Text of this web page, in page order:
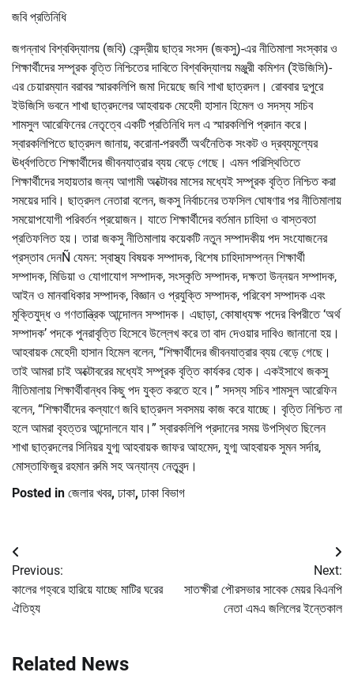
জবি প্রতিনিধি
জগন্নাথ বিশ্ববিদ্যালয় (জবি) কেন্দ্রীয় ছাত্র সংসদ (জকসু)-এর নীতিমালা সংস্কার ও
শিক্ষার্থীদের সম্পূরক বৃত্তি নিশ্চিতের দাবিতে বিশ্ববিদ্যালয় মঞ্জুরী কমিশন (ইউজিসি)-
এর চেয়ারম্যান বরাবর স্মারকলিপি জমা দিয়েছে জবি শাখা ছাত্রদল। রোববার দুপুরে
ইউজিসি ভবনে শাখা ছাত্রদলের আহবায়ক মেহেদী হাসান হিমেল ও সদস্য সচিব
শামসুল আরেফিনের নেতৃত্বে একটি প্রতিনিধি দল এ স্মারকলিপি প্রদান করে।
স্বারকলিপিতে ছাত্রদল জানায়, করোনা-পরবর্তী অর্থনৈতিক সংকট ও দ্রব্যমূল্যের
ঊর্ধ্বগতিতে শিক্ষার্থীদের জীবনযাত্রার ব্যয় বেড়ে গেছে। এমন পরিস্থিতিতে
শিক্ষার্থীদের সহায়তার জন্য আগামী অক্টোবর মাসের মধ্যেই সম্পূরক বৃত্তি নিশ্চিত করা
সময়ের দাবি। ছাত্রদল নেতারা বলেন, জকসু নির্বাচনের তফসিল ঘোষণার পর নীতিমালায়
সময়োপযোগী পরিবর্তন প্রয়োজন। যাতে শিক্ষার্থীদের বর্তমান চাহিদা ও বাস্তবতা
প্রতিফলিত হয়। তারা জকসু নীতিমালায় কয়েকটি নতুন সম্পাদকীয় পদ সংযোজনের
প্রস্তাব দেনÑ যেমন: স্বাস্থ্য বিষয়ক সম্পাদক, বিশেষ চাহিদাসম্পন্ন শিক্ষার্থী
সম্পাদক, মিডিয়া ও যোগাযোগ সম্পাদক, সংস্কৃতি সম্পাদক, দক্ষতা উন্নয়ন সম্পাদক,
আইন ও মানবাধিকার সম্পাদক, বিজ্ঞান ও প্রযুক্তি সম্পাদক, পরিবেশ সম্পাদক এবং
মুক্তিযুদ্ধ ও গণতান্ত্রিক আন্দোলন সম্পাদক। এছাড়া, কোষাধ্যক্ষ পদের বিপরীতে ‘অর্থ
সম্পাদক’ পদকে পুনরাবৃত্তি হিসেবে উল্লেখ করে তা বাদ দেওয়ার দাবিও জানানো হয়।
আহবায়ক মেহেদী হাসান হিমেল বলেন, “শিক্ষার্থীদের জীবনযাত্রার ব্যয় বেড়ে গেছে।
তাই আমরা চাই অক্টোবরের মধ্যেই সম্পূরক বৃত্তি কার্যকর হোক। একইসাথে জকসু
নীতিমালায় শিক্ষার্থীবান্ধব কিছু পদ যুক্ত করতে হবে।” সদস্য সচিব শামসুল আরেফিন
বলেন, “শিক্ষার্থীদের কল্যাণে জবি ছাত্রদল সবসময় কাজ করে যাচ্ছে। বৃত্তি নিশ্চিত না
হলে আমরা বৃহত্তর আন্দোলনে যাব।” স্বারকলিপি প্রদানের সময় উপস্থিত ছিলেন
শাখা ছাত্রদলের সিনিয়র যুগ্ম আহবায়ক জাফর আহমেদ, যুগ্ম আহবায়ক সুমন সর্দার,
মোস্তাফিজুর রহমান রুমি সহ অন্যান্য নেতৃবৃন্দ।
Posted in জেলার খবর, ঢাকা, ঢাকা বিভাগ
Post
navigation
Previous:
কালের গহ্বরে হারিয়ে যাচ্ছে মাটির ঘরের
ঐতিহ্য
Next:
সাতক্ষীরা পৌরসভার সাবেক মেয়র বিএনপি
নেতা এমএ জলিলের ইন্তেকাল
Related News